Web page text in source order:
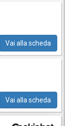
Vai alla scheda
Vai alla scheda